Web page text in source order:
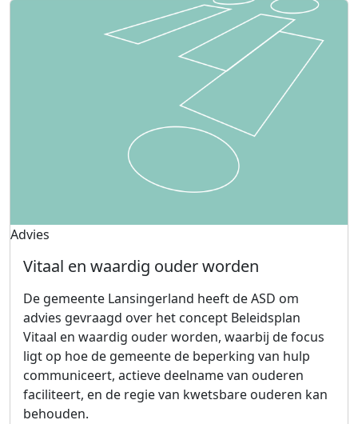
Advies
Vitaal en waardig ouder worden
De gemeente Lansingerland heeft de ASD om
advies gevraagd over het concept Beleidsplan
Vitaal en waardig ouder worden, waarbij de focus
ligt op hoe de gemeente de beperking van hulp
communiceert, actieve deelname van ouderen
faciliteert, en de regie van kwetsbare ouderen kan
behouden.